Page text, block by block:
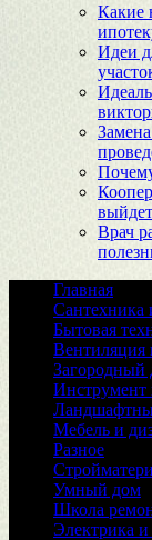
Какие
Идеи
Врач
Главная
Сантехника
Бытовая
Вентиляция
Загородный
Инструмент
Мебель и
Разное
Умный дом
Школа
Электрика и